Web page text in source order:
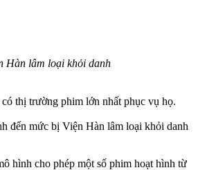
Hàn lâm loại khỏi danh
thị trường phim lớn nhất phục vụ họ.
đến mức bị Viện Hàn lâm loại khỏi danh
hình cho phép một số phim hoạt hình từ